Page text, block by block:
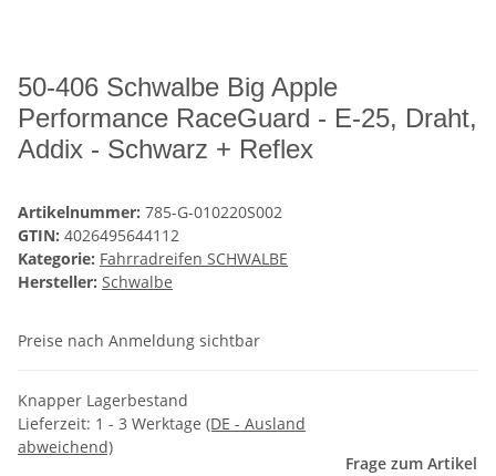
50-406 Schwalbe Big Apple
Performance RaceGuard - E-25, Draht,
Addix - Schwarz + Reflex
Artikelnummer: 785-G-010220S002
GTIN: 4026495644112
Kategorie: Fahrradreifen SCHWALBE
Hersteller: Schwalbe
Preise nach Anmeldung sichtbar
Knapper Lagerbestand
Lieferzeit: 1 - 3 Werktage (DE - Ausland
abweichend)
Frage zum Artikel